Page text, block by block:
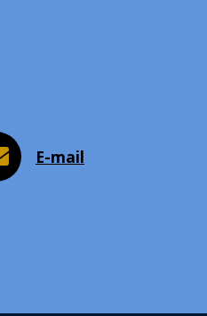
E-mail